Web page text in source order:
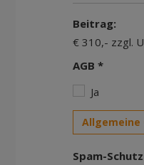
Beitrag:
€ 310,- zzgl.
AGB *
Ja
Allgemeine
Spam-